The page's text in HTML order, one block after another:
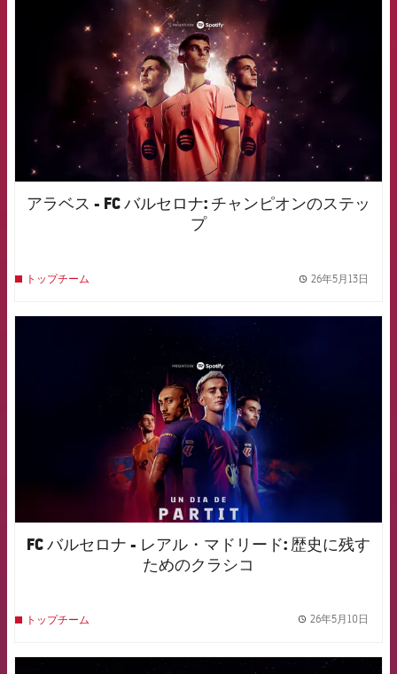
アラベス - FC バルセロナ: チャンピオンのステッ
プ
トップチーム 26年5月13日
FCB Barcelona badge
FC バルセロナ - レアル・マドリード: 歴史に残す
ためのクラシコ
トップチーム 26年5月10日
FCB Barcelona badge